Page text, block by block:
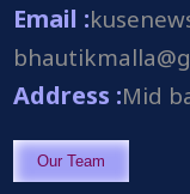
Email :
Address :Mid
Our Team